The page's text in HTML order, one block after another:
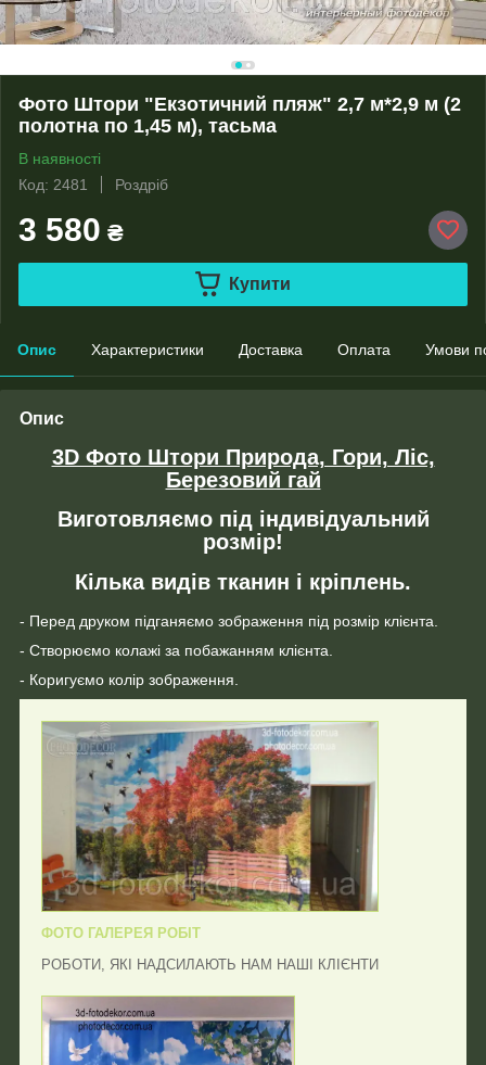
Фото Штори "Екзотичний пляж" 2,7 м*2,9 м (2
полотна по 1,45 м), тасьма
В наявності
Код: 2481
Роздріб
3 580 ₴
Купити
Опис Характеристики Доставка Оплата Умови
Опис
3D Фото Штори Природа, Гори, Ліс,
Березовий гай
Виготовляємо під індивідуальний
розмір!
Кілька видів тканин і кріплень.
- Перед друком підганяємо зображення під розмір клієнта.
- Створюємо колажі за побажанням клієнта.
- Коригуємо колір зображення.
ФОТО ГАЛЕРЕЯ РОБІТ
РОБОТИ, ЯКІ НАДСИЛАЮТЬ НАМ НАШІ КЛІЄНТИ